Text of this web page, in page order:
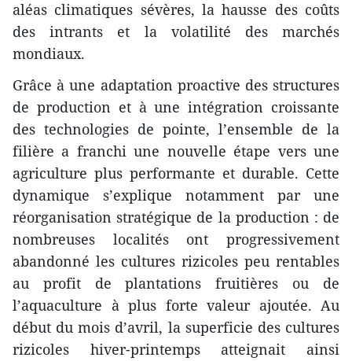
aléas climatiques sévères, la hausse des coûts
des intrants et la volatilité des marchés
mondiaux.
​Grâce à une adaptation proactive des structures
de production et à une intégration croissante
des technologies de pointe, l’ensemble de la
filière a franchi une nouvelle étape vers une
agriculture plus performante et durable. Cette
dynamique s’explique notamment par une
réorganisation stratégique de la production : de
nombreuses localités ont progressivement
abandonné les cultures rizicoles peu rentables
au profit de plantations fruitières ou de
l’aquaculture à plus forte valeur ajoutée. Au
début du mois d’avril, la superficie des cultures
rizicoles hiver-printemps atteignait ainsi